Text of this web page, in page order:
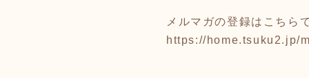
メルマガの登録はこちら
https://home.tsuku2.jp/